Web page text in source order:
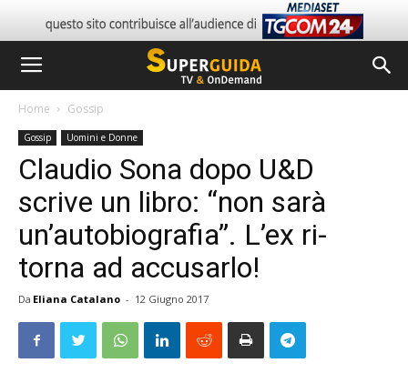
Home Gossip
Gossip Uomini e Donne
Claudio Sona dopo U&D
scrive un libro: “non sarà
un’autobiografia”. L’ex ri-
torna ad accusarlo!
Da Eliana Catalano - 12 Giugno 2017